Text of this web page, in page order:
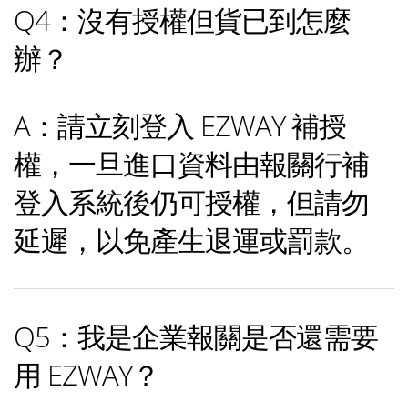
Q4：沒有授權但貨已到怎麼
辦？
A：請立刻登入 EZWAY 補授
權，一旦進口資料由報關行補
登入系統後仍可授權，但請勿
延遲，以免產生退運或罰款。
Q5：我是企業報關是否還需要
用 EZWAY？